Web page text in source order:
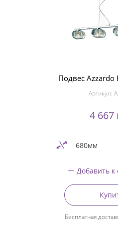
Подвес Azzardo
Артикул:
4 667
680мм
Добавить
Бесплатная